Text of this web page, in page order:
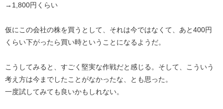
→1,800円くらい
仮にこの会社の株を買うとして、それは今ではなくて、あと400円
くらい下がったら買い時ということになるようだ。
こうしてみると、すごく堅実な作戦だと感じる。そして、こういう
考え方は今までしたことがなかったな、とも思った。
一度試してみても良いかもしれない。